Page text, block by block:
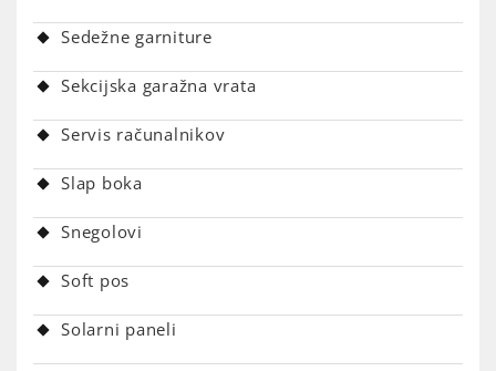
Sedežne garniture
Sekcijska garažna vrata
Servis računalnikov
Slap boka
Snegolovi
Soft pos
Solarni paneli